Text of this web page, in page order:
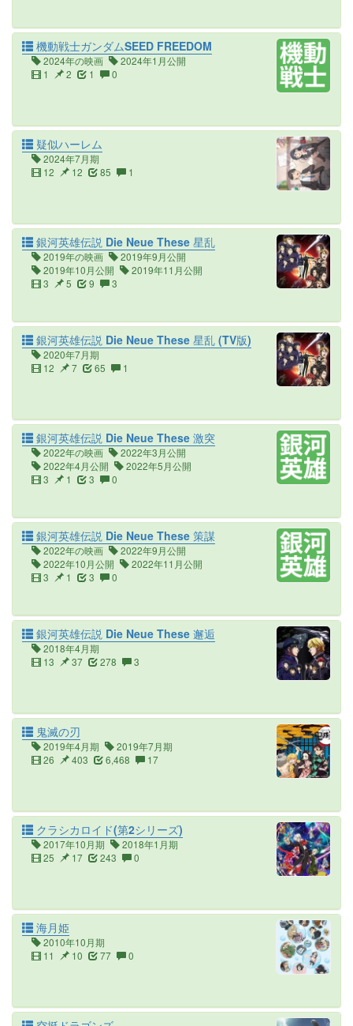
機動戦士ガンダムSEED FREEDOM
2024年の映画
2024年1月公開
1
2 1 0
疑似ハーレム
2024年7月期
12
12 85 1
銀河英雄伝説 Die Neue These 星乱
2019年の映画
2019年9月公開
2019年10月公開
2019年11月公開
3
5 9 3
銀河英雄伝説 Die Neue These 星乱 (TV版)
2020年7月期
12
7 65 1
銀河英雄伝説 Die Neue These 激突
2022年の映画
2022年3月公開
2022年4月公開
2022年5月公開
3
1 3 0
銀河英雄伝説 Die Neue These 策謀
2022年の映画
2022年9月公開
2022年10月公開
2022年11月公開
3
1 3 0
銀河英雄伝説 Die Neue These 邂逅
2018年4月期
13
37 278 3
鬼滅の刃
2019年4月期
2019年7月期
26
403 6,468 17
クラシカロイド(第2シリーズ)
2017年10月期
2018年1月期
25
17 243 0
海月姫
2010年10月期
11
10 77 0